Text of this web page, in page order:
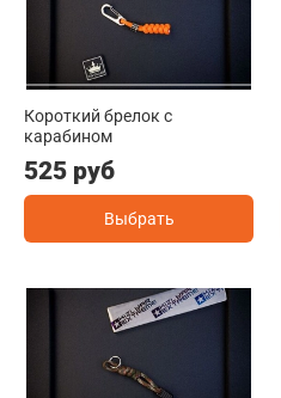
Короткий брелок с
карабином
525 руб
Выбрать